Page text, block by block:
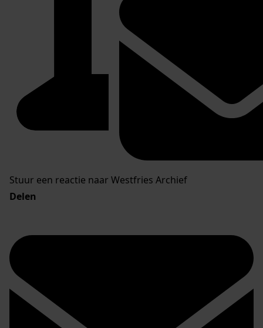
Stuur een reactie naar Westfries Archief
Delen